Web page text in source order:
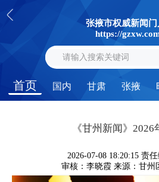
张掖市权威新闻
https://
首页 国内 甘肃 张掖
《甘州新闻》2026
2026-07-08 18:20:15 责
审核：李晓霞 来源：甘州